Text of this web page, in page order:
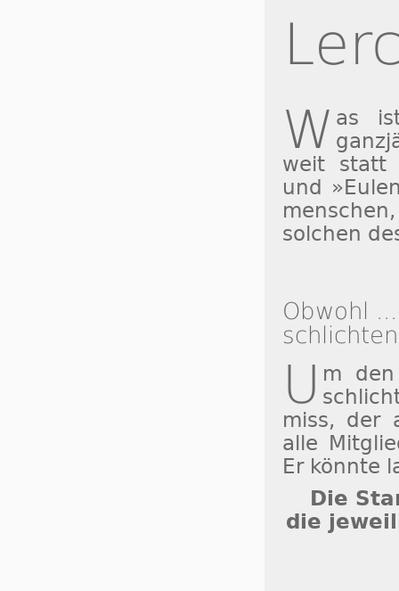
W as
weit statt
und
sol­chen
Obwohl
U m
miss, der
alle
Er könnte
Die
die